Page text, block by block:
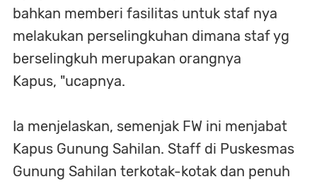
bahkan memberi fasilitas untuk staf nya
melakukan perselingkuhan dimana staf yg
berselingkuh merupakan orangnya
Kapus, "ucapnya.
Ia menjelaskan, semenjak FW ini menjabat
Kapus Gunung Sahilan. Staff di Puskesmas
Gunung Sahilan terkotak-kotak dan penuh